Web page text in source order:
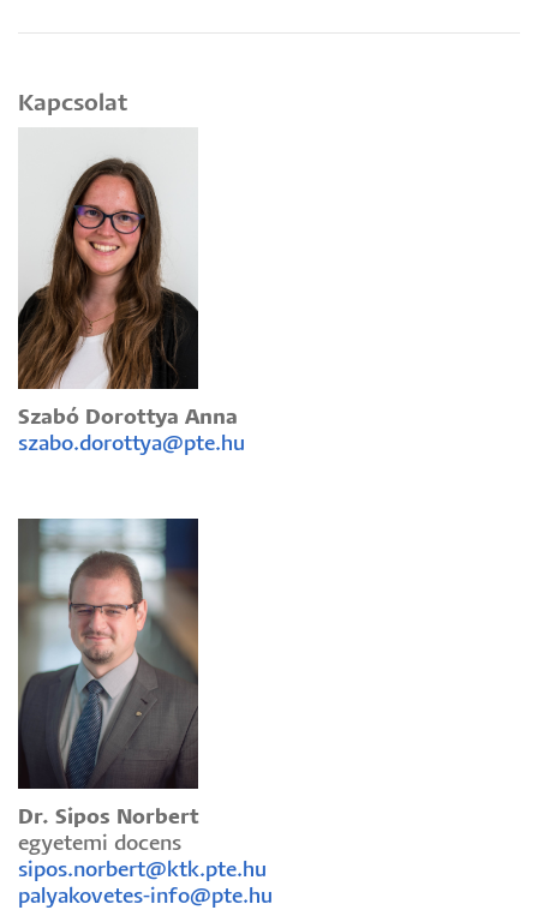
Kapcsolat
Szabó Dorottya Anna
szabo.dorottya@pte.hu
Dr. Sipos Norbert
egyetemi docens
sipos.norbert@ktk.pte.hu
palyakovetes-info@pte.hu